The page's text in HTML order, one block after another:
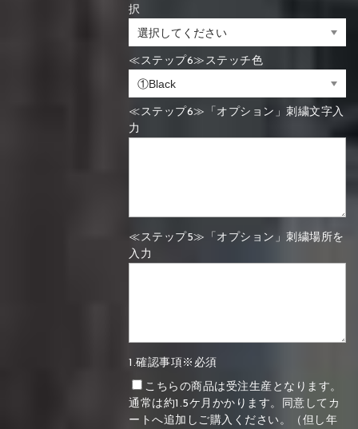
択
≪ステップ6≫ステッチ色
≪ステップ6≫「オプション」刺繍文字入
力
≪ステップ5≫「オプション」刺繍場所を
入力
1.確認事項※必須
こちらの商品は受注生産となります。
通常は約1.5ケ月かかります。同意してカ
ートへ追加しご購入ください。（但し年